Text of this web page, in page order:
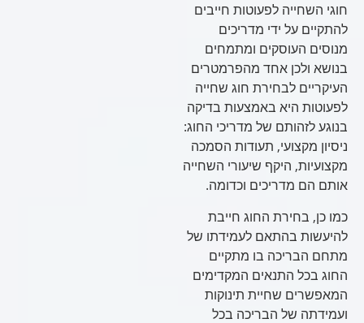
חוגי השחייה לפעוטות חייבים
להתקיים על ידי מדריכים
מנוסים העוסקים ומתמחים
בנושא ולכן אחד מהפרמטרים
העיקריים לבחירת חוג שחייה
לפעוטות היא באמצעות בדיקה
בנוגע לזהותם של מדריכי החוג:
ניסיון מקצועי, תעודות הסמכה
מקצועיות, היקף שיעורי השחייה
אותם הם מדריכים וכדומה.
כמו כן, בחירת החוג חייבת
להיעשות בהתאם לעמידתו של
מתחם הבריכה בו מתקיים
החוג בכל התנאים המקדימים
המאפשרים שחיית תינוקות
ועמידתה של הבריכה בכל